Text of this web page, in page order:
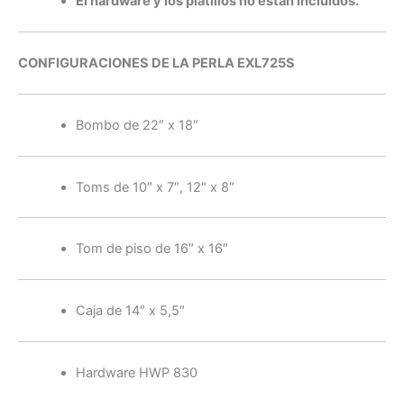
CONFIGURACIONES DE LA PERLA EXL725S
Bombo de 22″ x 18″
Toms de 10″ x 7″, 12″ x 8″
Tom de piso de 16″ x 16″
Caja de 14″ x 5,5″
Hardware HWP 830